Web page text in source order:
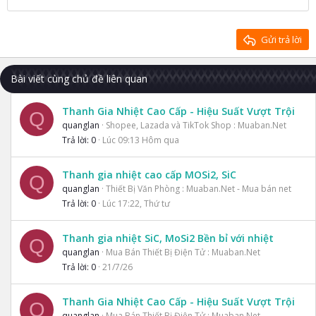
22
Verdana
Gửi trả lời
Bài viết cùng chủ đề liên quan
Q Thanh Gia Nhiệt Cao Cấp - Hiệu Suất Vượt Trội
quanglan
Shopee, Lazada và TikTok Shop : Muaban.Net
Trả lời 0 Lúc 09:13 Hôm qua
Q Thanh gia nhiệt cao cấp MOSi2, SiC
quanglan Thiết Bị Văn Phòng : Muaban.Net - Mua bán net
Trả lời 0 Lúc 17:22, Thứ tư
Q Thanh gia nhiệt SiC, MoSi2 Bền bỉ với nhiệt
quanglan
Mua Bán Thiết Bị Điện Tử : Muaban.Net
Trả lời 0 21/7/26
Q Thanh Gia Nhiệt Cao Cấp - Hiệu Suất Vượt Trội